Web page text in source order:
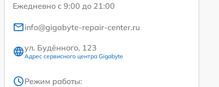
Ежедневно с 9:00 до 21:00
info@gigabyte-repair-center.ru
ул. Будённого, 123
Адрес сервисного центра Gigabyte
Режим работы: